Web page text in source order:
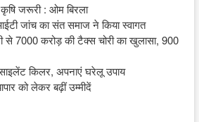
जरूरी : ओम बिरला
जांच का संत समाज ने किया स्वागत
7000 करोड़ की टैक्स चोरी का खुलासा, 900
किलर, अपनाएं घरेलू उपाय
को लेकर बढ़ीं उम्मीदें